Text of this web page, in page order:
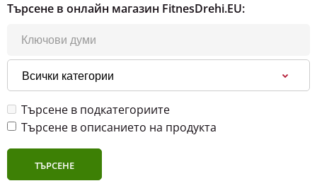
Търсене в онлайн магазин FitnesDrehi.EU:
Търсене в подкатегориите
Търсене в описанието на продукта